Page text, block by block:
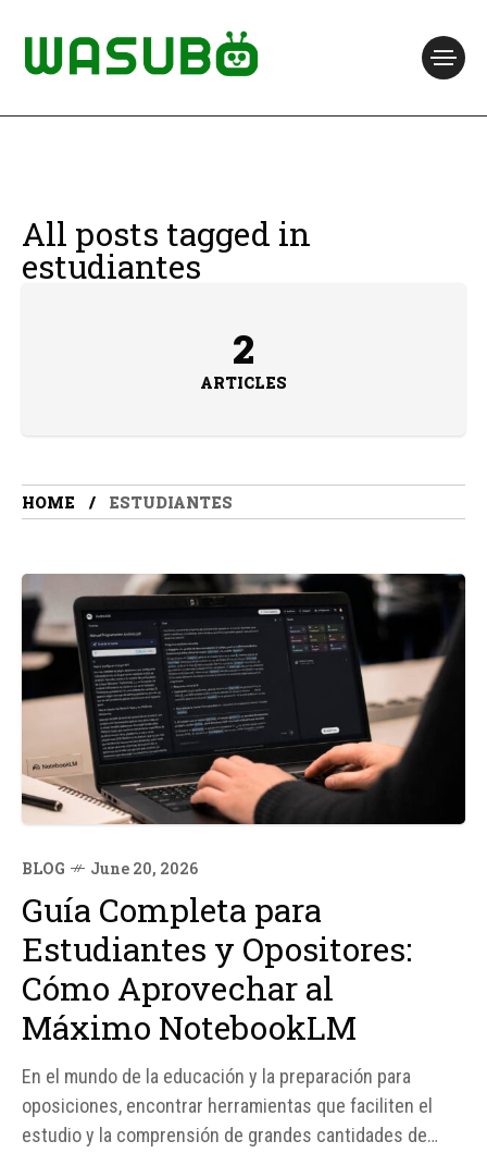
All posts tagged in
estudiantes
2
ARTICLES
HOME ESTUDIANTES
BLOG June 20, 2026
Guía Completa para
Estudiantes y Opositores:
Cómo Aprovechar al
Máximo NotebookLM
En el mundo de la educación y la preparación para
oposiciones, encontrar herramientas que faciliten el
estudio y la comprensión de grandes cantidades de